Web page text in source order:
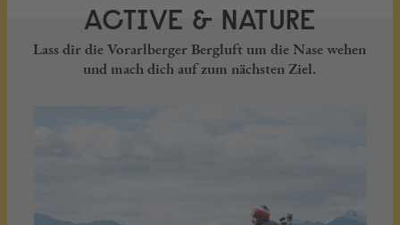
ACTIVE & NATURE
Lass dir die Vorarlberger Bergluft um die Nase wehen
und mach dich auf zum nächsten Ziel.